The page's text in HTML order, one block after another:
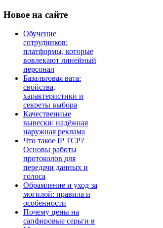
Новое на сайте
Обучение
сотрудников:
платформы, которые
вовлекают линейный
персонал
Базальтовая вата:
свойства,
характеристики и
секреты выбора
Качественные
вывески: надёжная
наружная реклама
Что такое IP TCP?
Основы работы
протоколов для
передачи данных и
голоса
Обрамление и уход за
могилой: правила и
особенности
Почему цены на
сапфировые серьги в